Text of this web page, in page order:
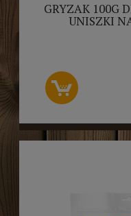
GRYZAK 100G
UNISZKI